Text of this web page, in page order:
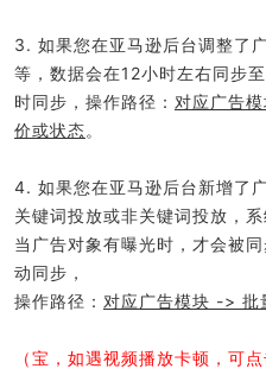
3. 如果您在亚马逊后台调整了
等，数据会在12小时左右同步
时同步，操作路径： 对应广告
价或状态。
4. 如果您在亚马逊后台新增了
关键词投放或非关键词投放，
当广告对象有曝光时，才会被
动同步，
操作路径： 对应广告模块 ->
（宝，如遇视频播放卡顿，可